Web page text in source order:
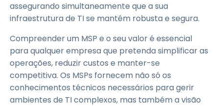
assegurando simultaneamente que a sua
infraestrutura de TI se mantém robusta e segura.
Compreender um MSP e o seu valor é essencial
para qualquer empresa que pretenda simplificar as
operações, reduzir custos e manter-se
competitiva. Os MSPs fornecem não só os
conhecimentos técnicos necessários para gerir
ambientes de TI complexos, mas também a visão